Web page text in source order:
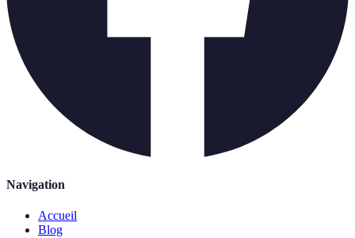
Navigation
Accueil
Blog